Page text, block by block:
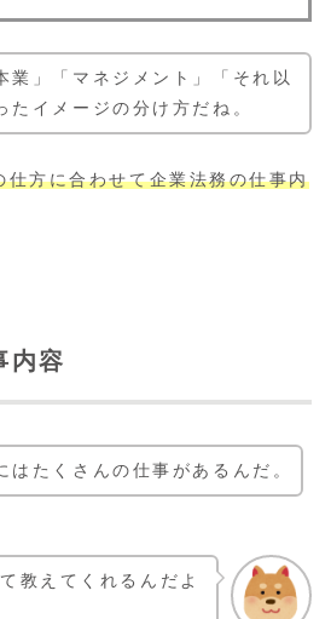
業」「マネジメント」「それ以
たイメージの分け方だね。
仕方に合わせて企業法務の仕事内
内容
はたくさんの仕事があるんだ。
教えてくれるんだよ